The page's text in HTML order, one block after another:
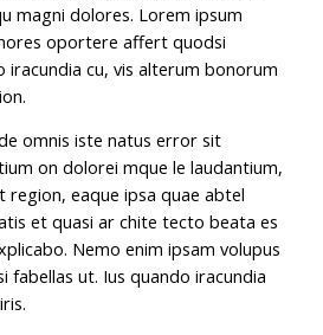
magni dolores. Lorem ipsum
oportere affert quodsi
iracundia cu, vis alterum bonorum
omnis iste natus error sit
on dolorei mque le laudantium,
eaque ipsa quae abtel
et quasi ar chite tecto beata es
Nemo enim ipsam volupus
ut. Ius quando iracundia